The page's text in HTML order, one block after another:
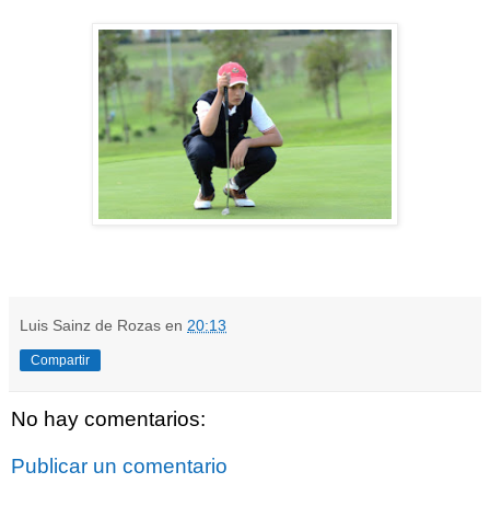
Luis Sainz de Rozas en 20:13
Compartir
No hay comentarios:
Publicar un comentario